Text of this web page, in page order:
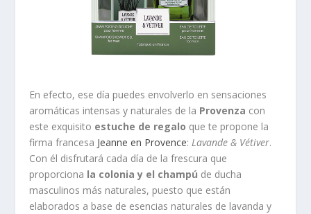
En efecto, ese día puedes envolverlo en sensaciones
aromáticas intensas y naturales de la Provenza con
este exquisito estuche de regalo que te propone la
firma francesa Jeanne en Provence: Lavande & Vétiver.
Con él disfrutará cada día de la frescura que
proporciona la colonia y el champú de ducha
masculinos más naturales, puesto que están
elaborados a base de esencias naturales de lavanda y